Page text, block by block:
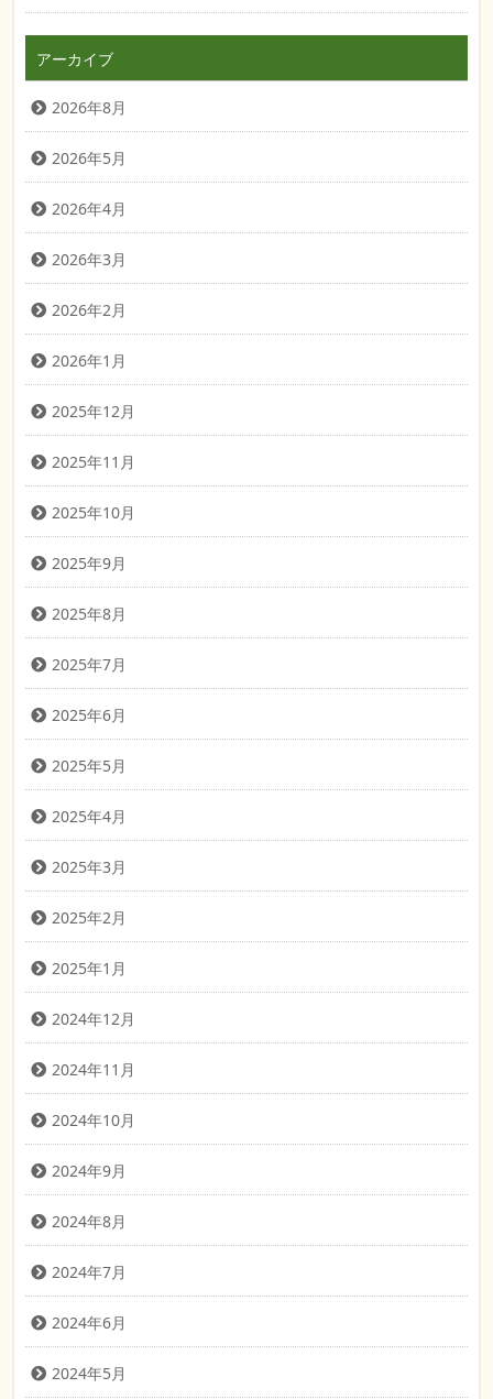
アーカイブ
2026年8月
2026年5月
2026年4月
2026年3月
2026年2月
2026年1月
2025年12月
2025年11月
2025年10月
2025年9月
2025年8月
2025年7月
2025年6月
2025年5月
2025年4月
2025年3月
2025年2月
2025年1月
2024年12月
2024年11月
2024年10月
2024年9月
2024年8月
2024年7月
2024年6月
2024年5月